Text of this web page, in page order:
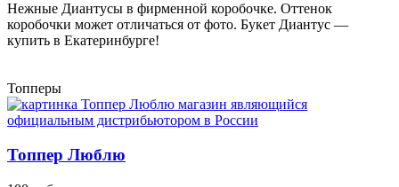
Нежные Диантусы в фирменной коробочке. Оттенок
коробочки может отличаться от фото. Букет Диантус —
купить в Екатеринбурге!
Топперы
Топпер Люблю